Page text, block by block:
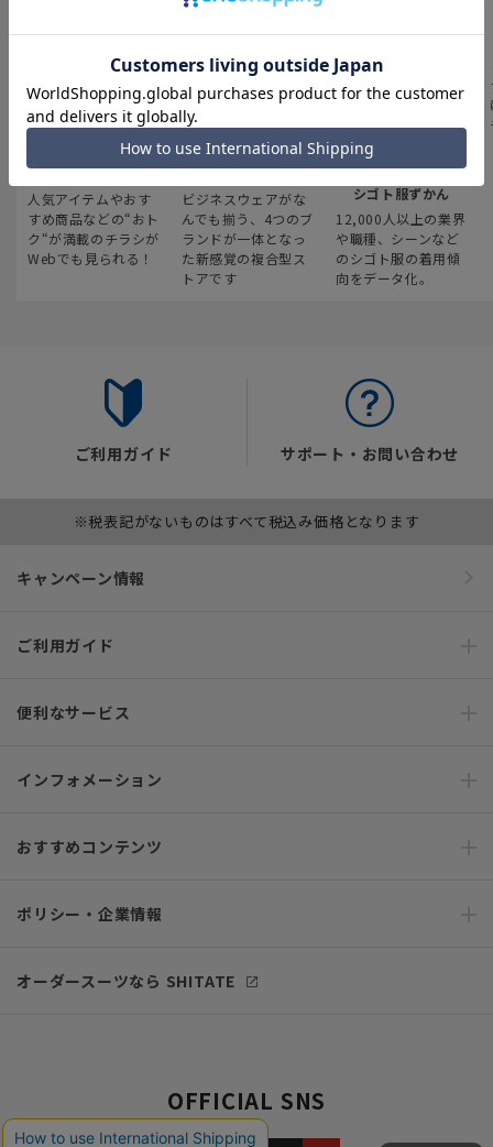
最新のお買い得情報
人気アイテムやおす
すめ商品などの“おト
ク“が満載のチラシが
Webでも見られる！
スーツスクエア
ビジネスウェアがな
んでも揃う、4つのブ
ランドが一体となっ
た新感覚の複合型ス
トアです
みんなの
シゴト服ずかん
12,000人以上の業界
や職種、シーンなど
のシゴト服の着用傾
向をデータ化。
ご利用ガイド サポート・お問い合わせ
※税表記がないものはすべて税込み価格となります
キャンペーン情報
ご利用ガイド
便利なサービス
インフォメーション
おすすめコンテンツ
ポリシー・企業情報
オーダースーツなら SHITATE
OFFICIAL SNS